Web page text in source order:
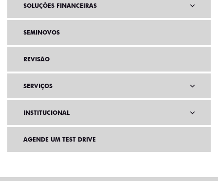
SOLUÇÕES FINANCEIRAS
SEMINOVOS
REVISÃO
SERVIÇOS
INSTITUCIONAL
AGENDE UM TEST DRIVE